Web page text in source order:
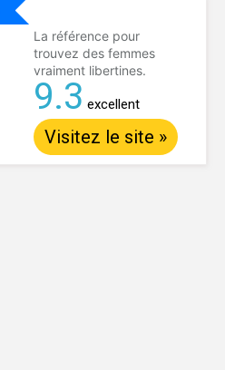
La référence pour
trouvez des femmes
vraiment libertines.
9.3 excellent
Visitez le site »